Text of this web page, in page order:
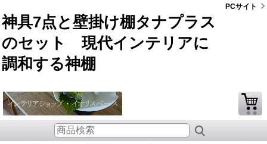
神具7点と壁掛け棚タナプラス
のセット 現代インテリアに
調和する神棚
PCサイト